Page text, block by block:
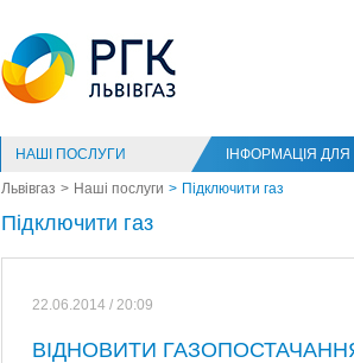
НАШІ ПОСЛУГИ ІНФОРМАЦІЯ ДЛЯ
Львівгаз Наші послуги Підключити газ
Підключити газ
22.06.2014 / 20:09
ВІДНОВИТИ